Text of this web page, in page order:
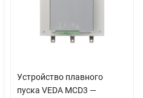
Устройство плавного
пуска VEDA MCD3 —